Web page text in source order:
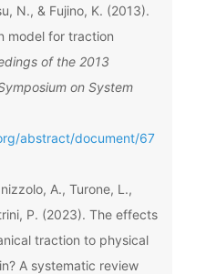
N., & Fujino, K. (2013).
model for traction
of the 2013
on System
abstract/document/67
A., Turone, L.,
P. (2023). The effects
traction to physical
A systematic review